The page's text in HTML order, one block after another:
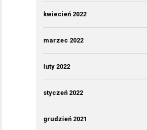
kwiecień 2022
marzec 2022
luty 2022
styczeń 2022
grudzień 2021